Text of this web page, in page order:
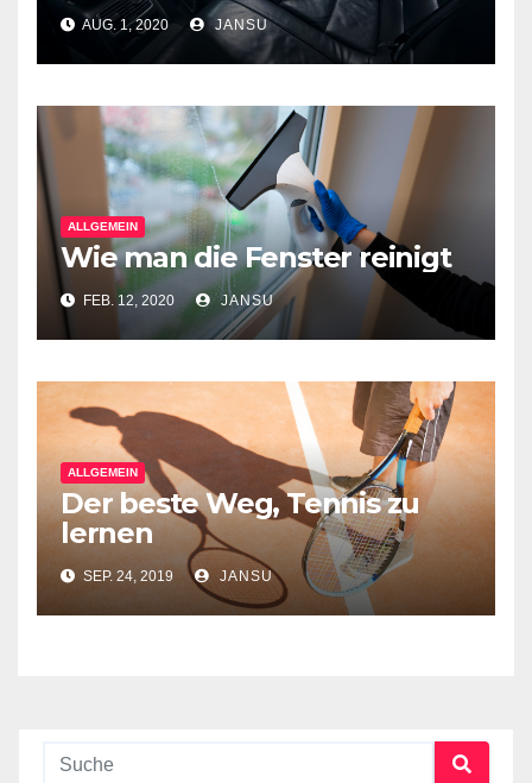
AUG. 1, 2020 JANSU
ALLGEMEIN
Wie man die Fenster reinigt
FEB. 12, 2020 JANSU
ALLGEMEIN
Der beste Weg, Tennis zu
lernen
SEP. 24, 2019 JANSU